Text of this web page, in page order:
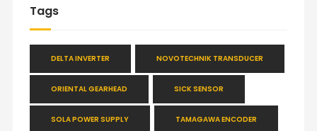
Tags
DELTA INVERTER NOVOTECHNIK TRANSDUCER
ORIENTAL GEARHEAD SICK SENSOR
SOLA POWER SUPPLY TAMAGAWA ENCODER